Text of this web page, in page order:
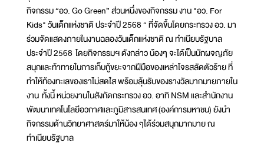
กิจกรรม “อว. Go Green” ส่วนหนึ่งของกิจกรรม งาน "อว. For
Kids" วันเด็กแห่งชาติ ประจำปี 2568 “ ที่จัดขึ้นโดยกระทรวง อว. มา
ร่วมจัดแสดงภายในงานฉลองวันเด็กแห่งชาติ ณ ทำเนียบรัฐบาล
ประจำปี 2568 โดยกิจกรรมฯ ดังกล่าว น้องๆ จะได้เป็นนักผจญภัย
สนุกและท้าทายในการเก็บกู้ขยะจากฝีมือของเหล่าโจรสลัดตัวร้าย ที่
ทำให้ท้องทะเลของเราไม่สดใส พร้อมลุ้นรับของรางวัลมากมายภายใน
งาน ทั้งนี้ หน่วยงานในสังกัดกระทรวง อว. อาทิ NSM และสำนักงาน
พัฒนาเทคโนโลยีอวกาศและภูมิสารสนเทศ (องค์การมหาชน) ยังนำ
กิจกรรมด้านวิทยาศาสตร์มาให้น้อง ๆได้ร่วมสนุกมากมาย ณ
ทำเนียบรัฐบาล